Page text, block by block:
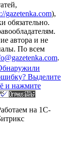
gazetenka.com),
обязательно.
автора и не
По всем
.
Выделите
и нажмите
на 1C-